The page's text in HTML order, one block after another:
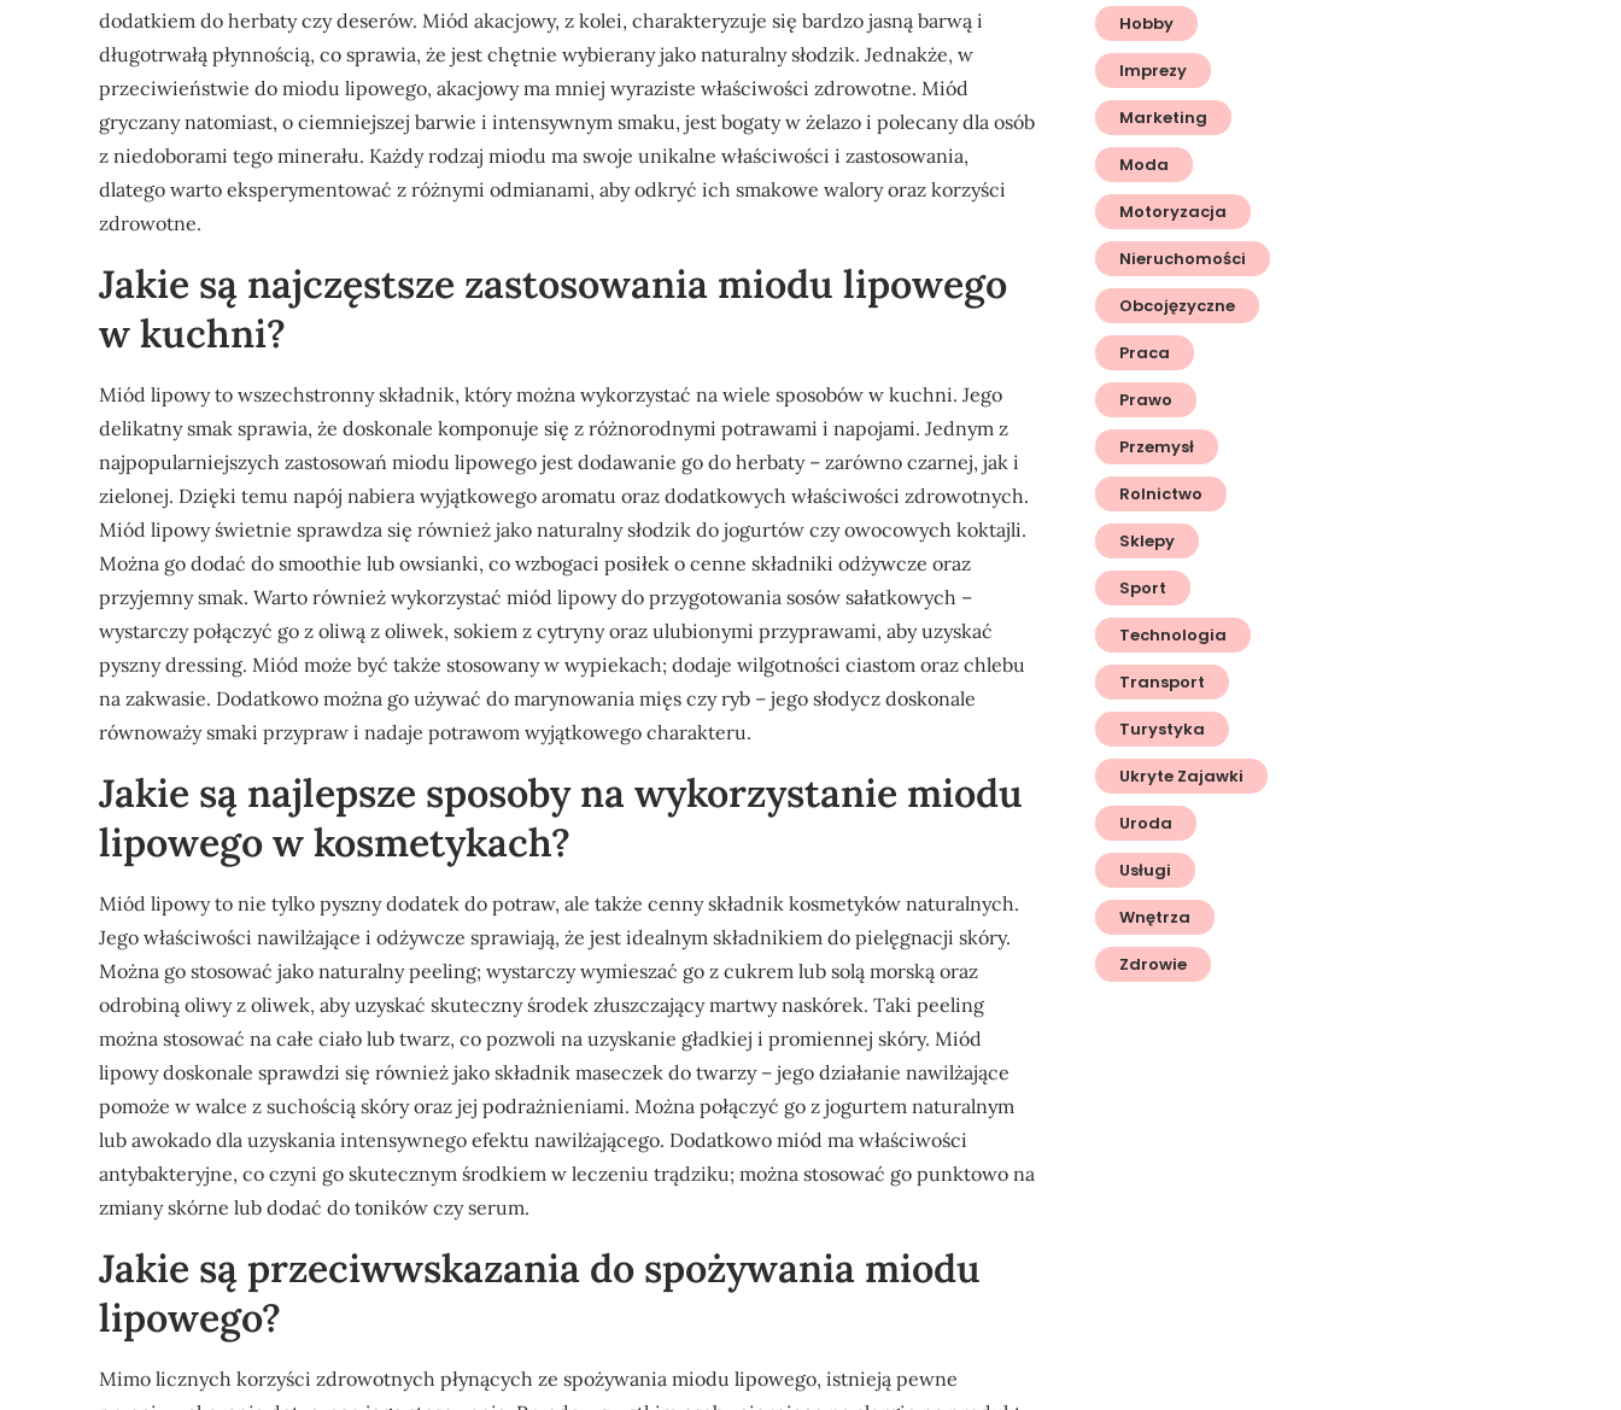
dodatkiem do herbaty czy deserów. Miód akacjowy, z kolei, charakteryzuje się bardzo jasną barwą i
długotrwałą płynnością, co sprawia, że jest chętnie wybierany jako naturalny słodzik. Jednakże, w
przeciwieństwie do miodu lipowego, akacjowy ma mniej wyraziste właściwości zdrowotne. Miód
gryczany natomiast, o ciemniejszej barwie i intensywnym smaku, jest bogaty w żelazo i polecany dla osób
z niedoborami tego minerału. Każdy rodzaj miodu ma swoje unikalne właściwości i zastosowania,
dlatego warto eksperymentować z różnymi odmianami, aby odkryć ich smakowe walory oraz korzyści
zdrowotne.
Jakie są najczęstsze zastosowania miodu lipowego
w kuchni?
Miód lipowy to wszechstronny składnik, który można wykorzystać na wiele sposobów w kuchni. Jego
delikatny smak sprawia, że doskonale komponuje się z różnorodnymi potrawami i napojami. Jednym z
najpopularniejszych zastosowań miodu lipowego jest dodawanie go do herbaty – zarówno czarnej, jak i
zielonej. Dzięki temu napój nabiera wyjątkowego aromatu oraz dodatkowych właściwości zdrowotnych.
Miód lipowy świetnie sprawdza się również jako naturalny słodzik do jogurtów czy owocowych koktajli.
Można go dodać do smoothie lub owsianki, co wzbogaci posiłek o cenne składniki odżywcze oraz
przyjemny smak. Warto również wykorzystać miód lipowy do przygotowania sosów sałatkowych –
wystarczy połączyć go z oliwą z oliwek, sokiem z cytryny oraz ulubionymi przyprawami, aby uzyskać
pyszny dressing. Miód może być także stosowany w wypiekach; dodaje wilgotności ciastom oraz chlebu
na zakwasie. Dodatkowo można go używać do marynowania mięs czy ryb – jego słodycz doskonale
równoważy smaki przypraw i nadaje potrawom wyjątkowego charakteru.
Jakie są najlepsze sposoby na wykorzystanie miodu
lipowego w kosmetykach?
Miód lipowy to nie tylko pyszny dodatek do potraw, ale także cenny składnik kosmetyków naturalnych.
Jego właściwości nawilżające i odżywcze sprawiają, że jest idealnym składnikiem do pielęgnacji skóry.
Można go stosować jako naturalny peeling; wystarczy wymieszać go z cukrem lub solą morską oraz
odrobiną oliwy z oliwek, aby uzyskać skuteczny środek złuszczający martwy naskórek. Taki peeling
można stosować na całe ciało lub twarz, co pozwoli na uzyskanie gładkiej i promiennej skóry. Miód
lipowy doskonale sprawdzi się również jako składnik maseczek do twarzy – jego działanie nawilżające
pomoże w walce z suchością skóry oraz jej podrażnieniami. Można połączyć go z jogurtem naturalnym
lub awokado dla uzyskania intensywnego efektu nawilżającego. Dodatkowo miód ma właściwości
antybakteryjne, co czyni go skutecznym środkiem w leczeniu trądziku; można stosować go punktowo na
zmiany skórne lub dodać do toników czy serum.
Jakie są przeciwwskazania do spożywania miodu
lipowego?
Mimo licznych korzyści zdrowotnych płynących ze spożywania miodu lipowego, istnieją pewne
Hobby
Imprezy
Marketing
Moda
Motoryzacja
Nieruchomości
Obcojęzyczne
Praca
Prawo
Przemysł
Rolnictwo
Sklepy
Sport
Technologia
Transport
Turystyka
Ukryte Zajawki
Uroda
Usługi
Wnętrza
Zdrowie